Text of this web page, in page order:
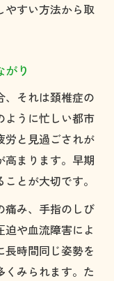
やすい方法から取
り
、それは頚椎症の
ように忙しい都市
労と見過ごされが
高まります。早期
とが大切です。
痛み、手指のしび
や血流障害によ
長時間同じ姿勢を
みられます。た